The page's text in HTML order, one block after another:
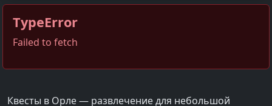
TypeError
Failed to fetch
Квесты в Орле — развлечение для небольшой